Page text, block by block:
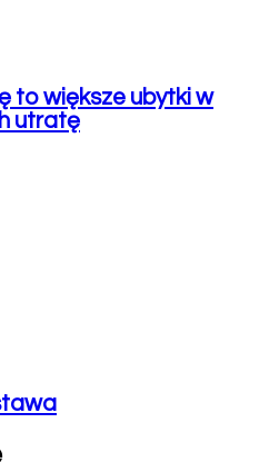
to większe ubytki w
utratę